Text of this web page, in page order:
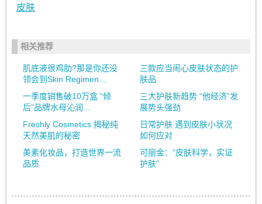
皮肤
相关推荐
肌底液很鸡肋?那是你还没
领会到Skin Regimen...
三款应当闹心皮肤状态的护
肤品
一季度销售破10万盒 “倾
后”品牌水母沁润...
三大护肤新趋势 “他经济”发
展势头强劲
Freshly Cosmetics 揭秘纯
天然美肌的秘密
日常护肤 遇到皮肤小状况
如何应对
美素化妆品，打造世界一流
品质
可丽金：“皮肤科学，实证
护肤”